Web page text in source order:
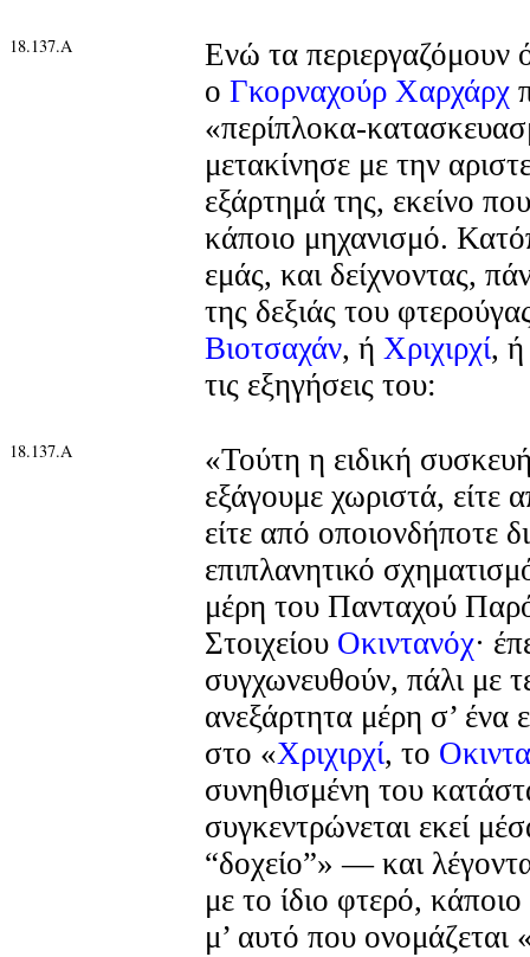
18.137.Α
Ενώ τα περιεργαζόμουν
ο Γκορναχούρ Χαρχάρχ
«περίπλοκα-
μετακίνησε με την
εξάρτημά της, εκείνο
κάποιο μηχανισμό.
εμάς, και δείχνοντας,
της δεξιάς του
Βιοτσαχάν, ή Χριχιρχί, ή
τις εξηγήσεις του:
18.137.Α
«Τούτη η ειδική
εξάγουμε χωριστά, είτε
είτε από οποιονδήποτε
επιπλανητικό
μέρη του Πανταχού
Στοιχείου Οκιντανόχ·
συγχωνευθούν, πάλι με
ανεξάρτητα μέρη σ’ ένα
στο «Χριχιρχί, το
συνηθισμένη του
συγκεντρώνεται εκεί
“δοχείο”» — και
με το ίδιο φτερό,
μ’ αυτό που ονομάζεται